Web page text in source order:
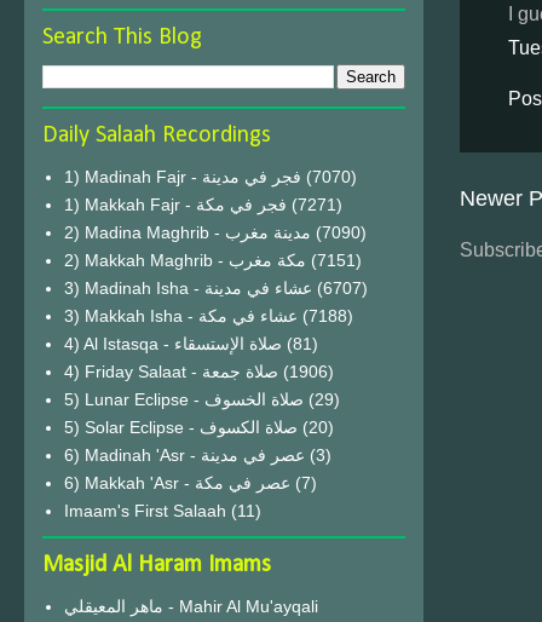
I
Newer
Search This Blog
Daily Salaah Recordings
1) Madinah Fajr - فجر في مدينة (7070)
1) Makkah Fajr - فجر في مكة (7271)
2) Madina Maghrib - مدينة مغرب (7090)
2) Makkah Maghrib - مكة مغرب (7151)
3) Madinah Isha - عشاء في مدينة (6707)
3) Makkah Isha - عشاء في مكة (7188)
4) Al Istasqa - صلاة الإستسقاء (81)
4) Friday Salaat - صلاة جمعة (1906)
5) Lunar Eclipse - صلاة الخسوف (29)
(20)
6) Madinah 'Asr - عصر في مدينة (3)
6) Makkah 'Asr - عصر في مكة (7)
Imaam's First Salaah (11)
Masjid Al Haram Imams
ماهر المعيقلي - Mahir Al Mu'ayqali